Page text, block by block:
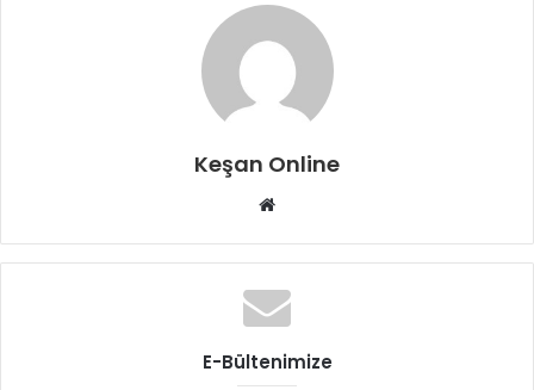
Keşan Online
Web
E-Bültenimize